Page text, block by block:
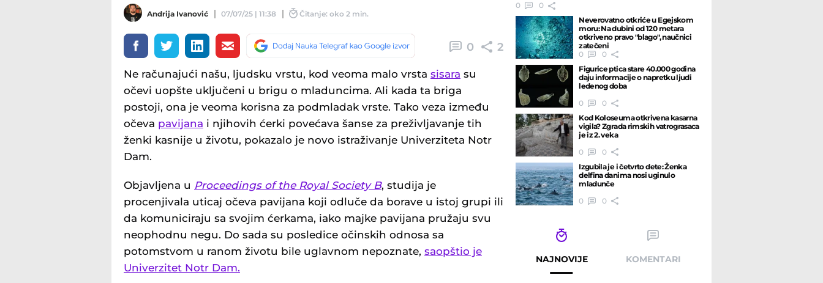
Andrija Ivanović 07/07/25 | 11:38 Čitanje: oko 2 min.
0 2
Ne računajući našu, ljudsku vrstu, kod veoma malo vrsta sisara su
očevi uopšte uključeni u brigu o mladuncima. Ali kada ta briga
postoji, ona je veoma korisna za podmladak vrste. Tako veza između
očeva pavijana i njihovih ćerki povećava šanse za preživljavanje tih
ženki kasnije u životu, pokazalo je novo istraživanje Univerziteta Notr
Dam.
Objavljena u Proceedings of the Royal Society B, studija je
procenjivala uticaj očeva pavijana koji odluče da borave u istoj grupi ili
da komuniciraju sa svojim ćerkama, iako majke pavijana pružaju svu
neophodnu negu. Do sada su posledice očinskih odnosa sa
potomstvom u ranom životu bile uglavnom nepoznate, saopštio je
Univerzitet Notr Dam.
0
0
Neverovatno otkriće u Egejskom
moru: Na dubini od 120 metara
otkriveno pravo "blago", naučnici
zatečeni
0
0
Figurice ptica stare 40.000 godina
daju informacije o napretku ljudi
ledenog doba
0
0
Kod Koloseuma otkrivena kasarna
vigila? Zgrada rimskih vatrograsaca
je iz 2. veka
0
0
Izgubila je i četvrto dete: Ženka
delfina danima nosi uginulo
mladunče
0
0
NAJNOVIJE KOMENTARI